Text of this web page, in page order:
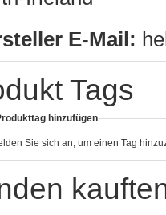
E-Mail:
Tags
hinzufügen
Sie sich an, um einen Tag